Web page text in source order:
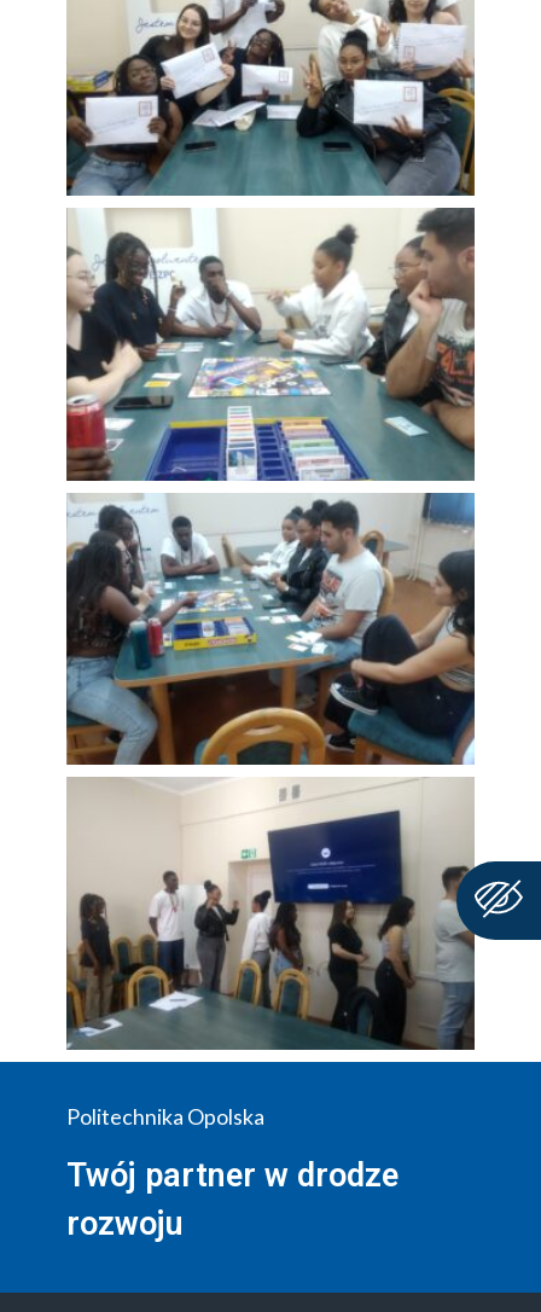
Politechnika Opolska
Twój partner w drodze
rozwoju